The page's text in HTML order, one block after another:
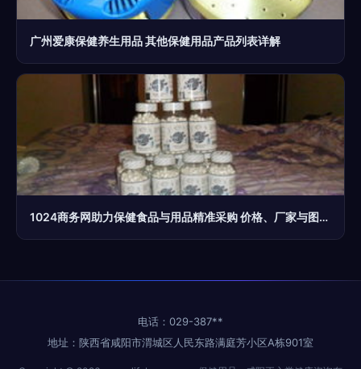
广州爱康保健养生用品 其他保健用品产品列表详解
1024商务网助力保健食品与用品精准采购 价格、厂家与图片全解析
电话：029-387**
地址：陕西省咸阳市渭城区人民东路满庭芳小区A栋901室